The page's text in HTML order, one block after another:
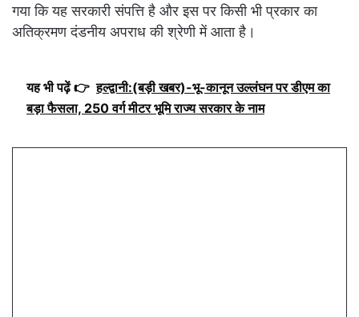
गया कि यह सरकारी संपत्ति है और इस पर किसी भी प्रकार का
अतिक्रमण दंडनीय अपराध की श्रेणी में आता है।
यह भी पढ़ें 👉 हल्द्वानी:(बड़ी खबर)-भू-कानून उल्लंघन पर डीएम का
बड़ा फैसला, 250 वर्ग मीटर भूमि राज्य सरकार के नाम